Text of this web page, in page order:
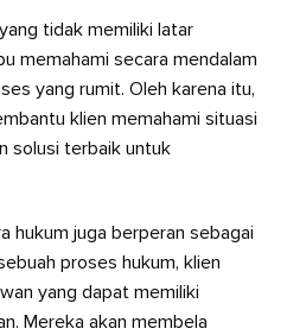
tidak memiliki latar
memahami secara mendalam
yang rumit. Oleh karena itu,
klien memahami situasi
solusi terbaik untuk
hukum juga berperan sebagai
proses hukum, klien
yang dapat memiliki
Mereka akan membela